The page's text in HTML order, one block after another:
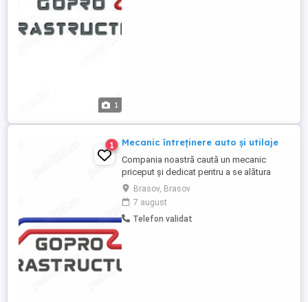
1
1 Mecanic întreținere auto și utilaje
Compania noastră caută un mecanic
priceput și dedicat pentru a se alătura
echipei noastre în departamentul de
întreținere auto și utilaje. Dacă ai o
pasiune pentru utilaje, și ești expert în
diagnosticarea și remedierea
Brasov, Brasov
7 august
Telefon validat